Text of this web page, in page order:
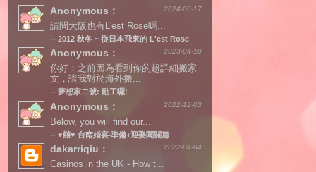
2024-06-17
Anonymous：
請問大阪也有L'est Rose嗎...
-- 2012 秋冬 ~ 從日本飛來的 L'est Rose
2023-04-10
Anonymous：
你好：之前因為看到你的超詳細搬家
文，讓我對於海外搬...
-- 夢想家二號: 動工囉!
2022-12-03
Anonymous：
Below, you will find our...
-- ♥囍♥ 台南婚宴‧準備+迎娶闖關篇
2022-04-04
dakarriqiu：
Casinos in the UK - How t...